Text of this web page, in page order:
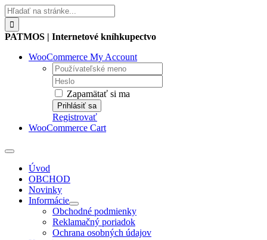
Skip
to
content
Hľadať:
PATMOS | Internetové kníhkupectvo
WooCommerce My Account
Username:
Password:
Zapamätať si ma
Registrovať
WooCommerce Cart
Toggle
Navigation
Úvod
OBCHOD
Novinky
Informácie
Obchodné podmienky
Reklamačný poriadok
Ochrana osobných údajov